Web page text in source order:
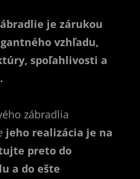
je zárukou
vzhľadu,
spoľahlivosti a
zábradlia
jeho realizácia je na
preto do
a do ešte